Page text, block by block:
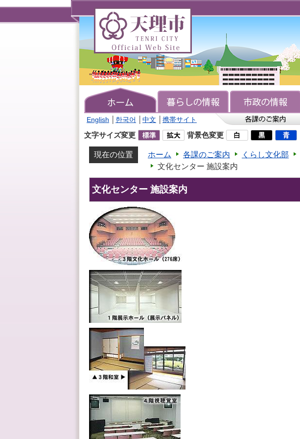
理
TENRI
Official
Site
English 한국어 中文 携帯サイト
文字サイズ変更 背景色変更
現在の位置 ホーム 各課のご案内 くらし文化部
文化センター 施設案内
文化センター 施設案内